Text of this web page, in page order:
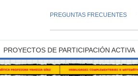
PREGUNTAS FRECUENTES
PROYECTOS DE PARTICIPACIÓN ACTIVA